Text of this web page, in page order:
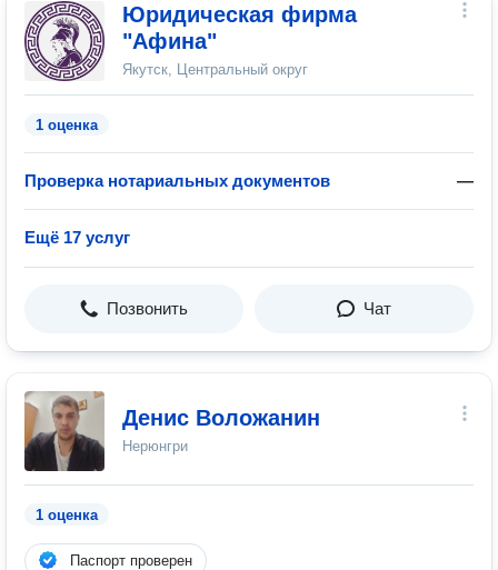
Юридическая фирма
"Афина"
Якутск, Центральный округ
1 оценка
Проверка нотариальных документов —
Ещё 17 услуг
Позвонить Чат
Денис Воложанин
Нерюнгри
1 оценка
Паспорт проверен